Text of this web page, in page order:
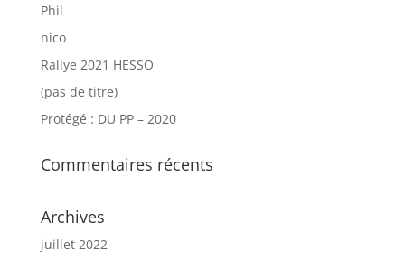
Phil
nico
Rallye 2021 HESSO
(pas de titre)
Protégé : DU PP – 2020
Commentaires récents
Archives
juillet 2022